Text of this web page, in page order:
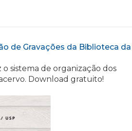
de Gravações da Biblioteca da
sistema de organização dos
Download gratuito!